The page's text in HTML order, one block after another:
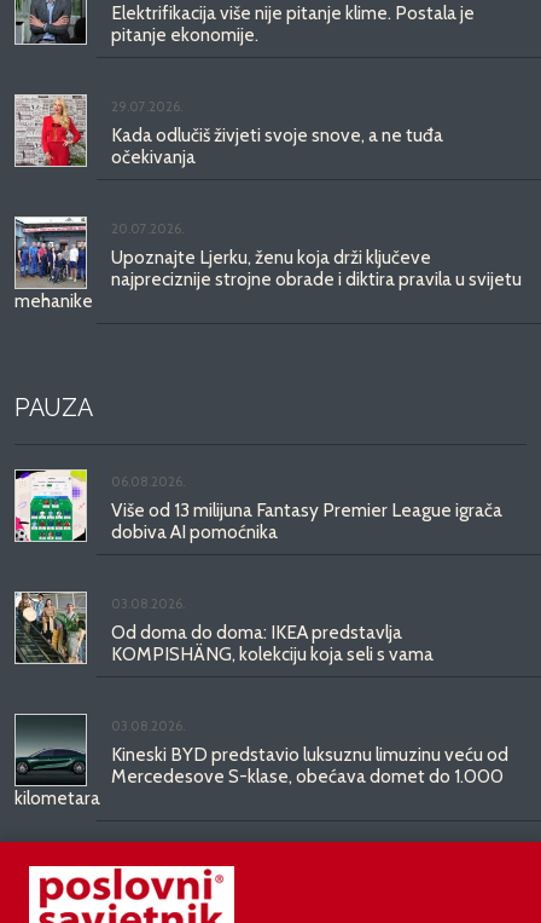
Elektrifikacija više nije pitanje klime. Postala je
pitanje ekonomije.
29.07.2026.
Kada odlučiš živjeti svoje snove, a ne tuđa
očekivanja
20.07.2026.
Upoznajte Ljerku, ženu koja drži ključeve
najpreciznije strojne obrade i diktira pravila u svijetu
mehanike
PAUZA
06.08.2026.
Više od 13 milijuna Fantasy Premier League igrača
dobiva AI pomoćnika
03.08.2026.
Od doma do doma: IKEA predstavlja
KOMPISHÄNG, kolekciju koja seli s vama
03.08.2026.
Kineski BYD predstavio luksuznu limuzinu veću od
Mercedesove S-klase, obećava domet do 1.000
kilometara
31.07.2026.
Najbrži studentski bolidi svijeta stižu u Mičevec